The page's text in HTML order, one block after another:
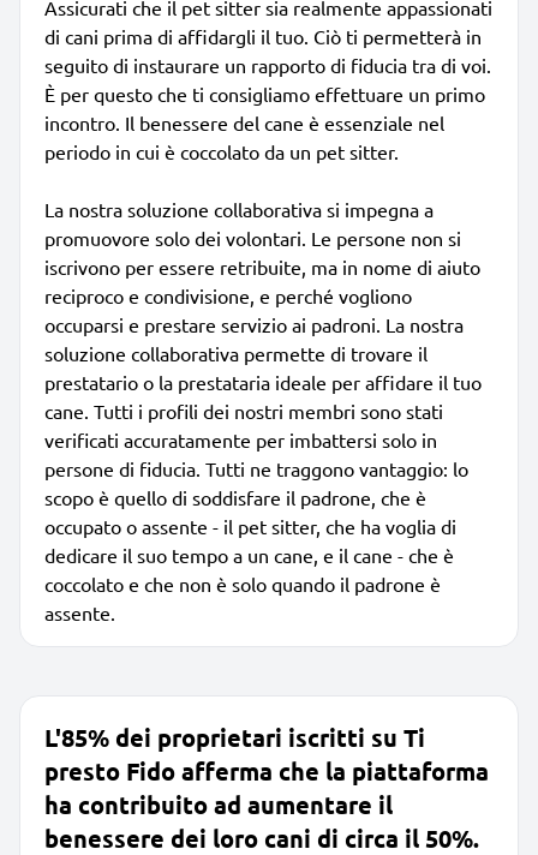
Assicurati che il pet sitter sia realmente appassionati
di cani prima di affidargli il tuo. Ciò ti permetterà in
seguito di instaurare un rapporto di fiducia tra di voi.
È per questo che ti consigliamo effettuare un primo
incontro. Il benessere del cane è essenziale nel
periodo in cui è coccolato da un pet sitter.
La nostra soluzione collaborativa si impegna a
promuovore solo dei volontari. Le persone non si
iscrivono per essere retribuite, ma in nome di aiuto
reciproco e condivisione, e perché vogliono
occuparsi e prestare servizio ai padroni. La nostra
soluzione collaborativa permette di trovare il
prestatario o la prestataria ideale per affidare il tuo
cane. Tutti i profili dei nostri membri sono stati
verificati accuratamente per imbattersi solo in
persone di fiducia. Tutti ne traggono vantaggio: lo
scopo è quello di soddisfare il padrone, che è
occupato o assente - il pet sitter, che ha voglia di
dedicare il suo tempo a un cane, e il cane - che è
coccolato e che non è solo quando il padrone è
assente.
L'85% dei proprietari iscritti su Ti
presto Fido afferma che la piattaforma
ha contribuito ad aumentare il
benessere dei loro cani di circa il 50%.